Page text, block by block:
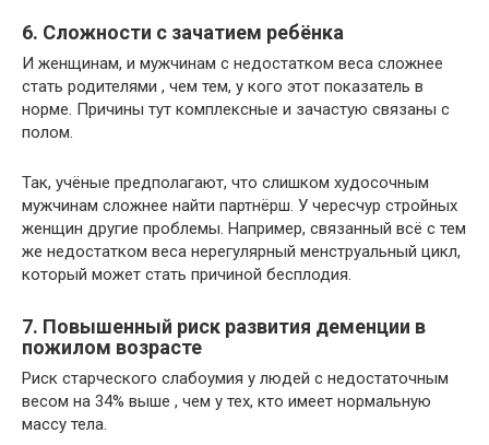
6. Сложности с зачатием ребёнка
И женщинам, и мужчинам с недостатком веса сложнее
стать родителями , чем тем, у кого этот показатель в
норме. Причины тут комплексные и зачастую связаны с
полом.
Так, учёные предполагают, что слишком худосочным
мужчинам сложнее найти партнёрш. У чересчур стройных
женщин другие проблемы. Например, связанный всё с тем
же недостатком веса нерегулярный менструальный цикл,
который может стать причиной бесплодия.
7. Повышенный риск развития деменции в
пожилом возрасте
Риск старческого слабоумия у людей с недостаточным
весом на 34% выше , чем у тех, кто имеет нормальную
массу тела.